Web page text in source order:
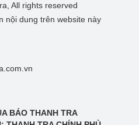
All rights reserved
nội dung trên website này
BÁO THANH TRA